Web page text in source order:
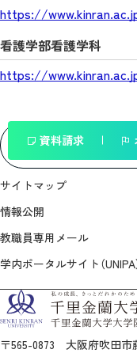
https://
看護学部看護学科
https://
一覧へ戻る
資料請求
サイトマップ
情報公開
教職員専用メール
学内ポータルサイト（UNIPA
〒565-0873 大阪府吹田市